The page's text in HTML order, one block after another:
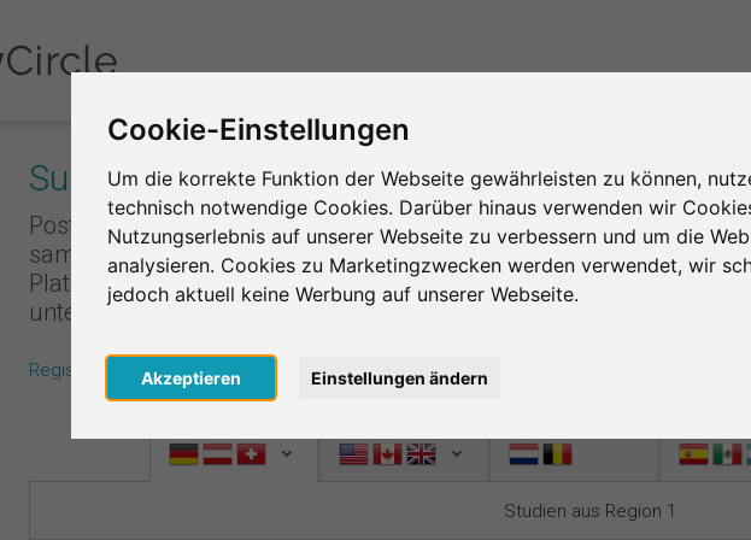
Cookie-Einstellungen
Um die korrekte Funktion der Webseite gewährleisten zu können,
technisch notwendige Cookies. Darüber hinaus verwenden wir
Nutzungserlebnis auf unserer Webseite zu verbessern und um die
analysieren. Cookies zu Marketingzwecken werden verwendet, wir
jedoch aktuell keine Werbung auf unserer Webseite.
Akzeptieren Einstellungen ändern
Survey Ranking – das Herzstück von
Poste deine Umfrage im Survey Ranking und nimm an Studien
sammelst du Punkte und verbesserst die Platzierung deiner Studie
Platzierung ist, desto mehr Menschen nehmen an deiner Studie
unterstützt, desto mehr Unterstützung bekommst du zurück.
Registriere dich kostenlos , um bei SurveyCircle Studienteilnehmer zu finden und
Studien aus Region 1